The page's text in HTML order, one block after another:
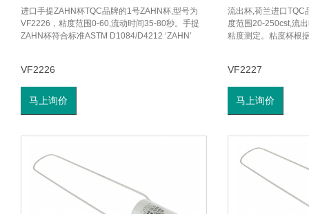
进口手提ZAHN杯TQC品牌的1号ZAHN杯,型号为
VF2226，粘度范围0-60,流动时间35-80秒。手提
ZAHN杯符合标准ASTM D1084/D4212 ‘ZAHN’
VF2226
马上询价
流出杯,荷兰进口TQC
度范围20-250cst,流
粘度测定。粘度杯根
VF2227
马上询价